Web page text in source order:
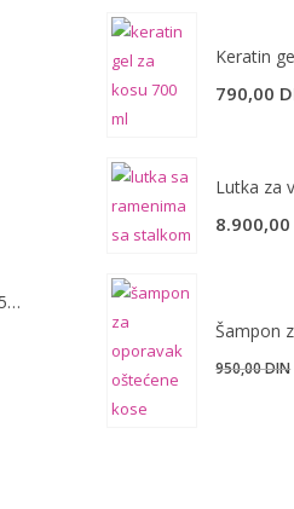
Makaze za klizno šišanje MONZA ACE 557
Keratin
790,00
8.900,00
950,00DIN